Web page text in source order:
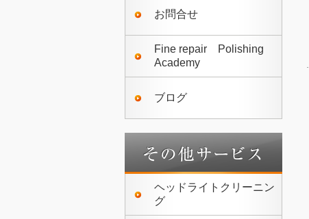
お問合せ
Fine repair Polishing
Academy
ブログ
ヘッドライトクリーニン
グ